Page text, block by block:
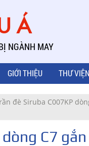
Á
NGÀNH MAY
GIỚI THIỆU THƯ VIỆN
đè Siruba C007KP
C7